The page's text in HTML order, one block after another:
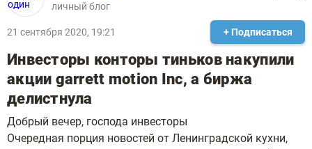
личный блог
21 сентября 2020, 19:21 + Подписаться
Инвесторы конторы тиньков накупили
акции garrett motion Inc, а биржа
делистнула
Добрый вечер, господа инвесторы
Очередная порция новостей от Ленинградской кухни,